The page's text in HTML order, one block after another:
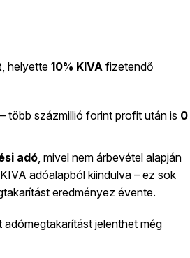
, helyette 10% KIVAfizetendő
több százmillió forint profit után is 0
adó, mivel nem árbevétel alapján
adóalapból kiindulva – ez sok
eredményez évente.
jelenthet még